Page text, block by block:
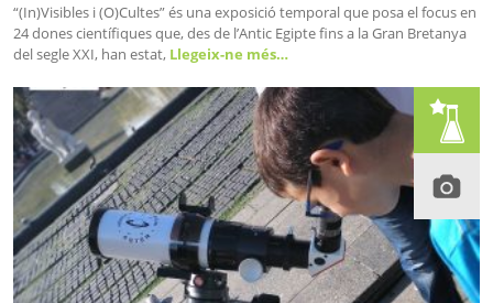
“(In)Visibles i (O)Cultes” és una exposició temporal que posa el focus en
24 dones científiques que, des de l’Antic Egipte fins a la Gran Bretanya
del segle XXI, han estat, Llegeix-ne més…